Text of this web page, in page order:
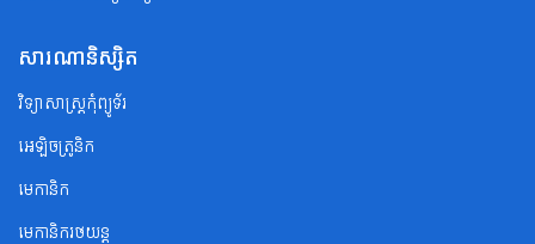
សារណានិស្សិត
វិទ្យាសាស្ត្រកុំព្យូទ័រ
អេឡិចត្រូនិក
មេកានិក
មេកានិករថយន្ត